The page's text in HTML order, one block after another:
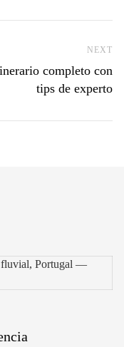
NEXT
completo con
tips de experto